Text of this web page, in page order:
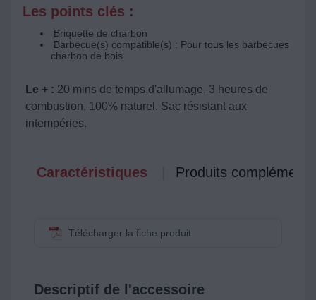
Les points clés :
Briquette de charbon
Barbecue(s) compatible(s) : Pour tous les barbecues
charbon de bois
Le + : 20 mins de temps d'allumage, 3 heures de
combustion, 100% naturel. Sac résistant aux
intempéries.
Caractéristiques Produits
Télécharger la fiche produit
Descriptif de l'accessoire